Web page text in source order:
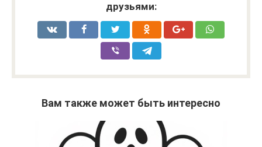
друзьями:
Вам также может быть интересно